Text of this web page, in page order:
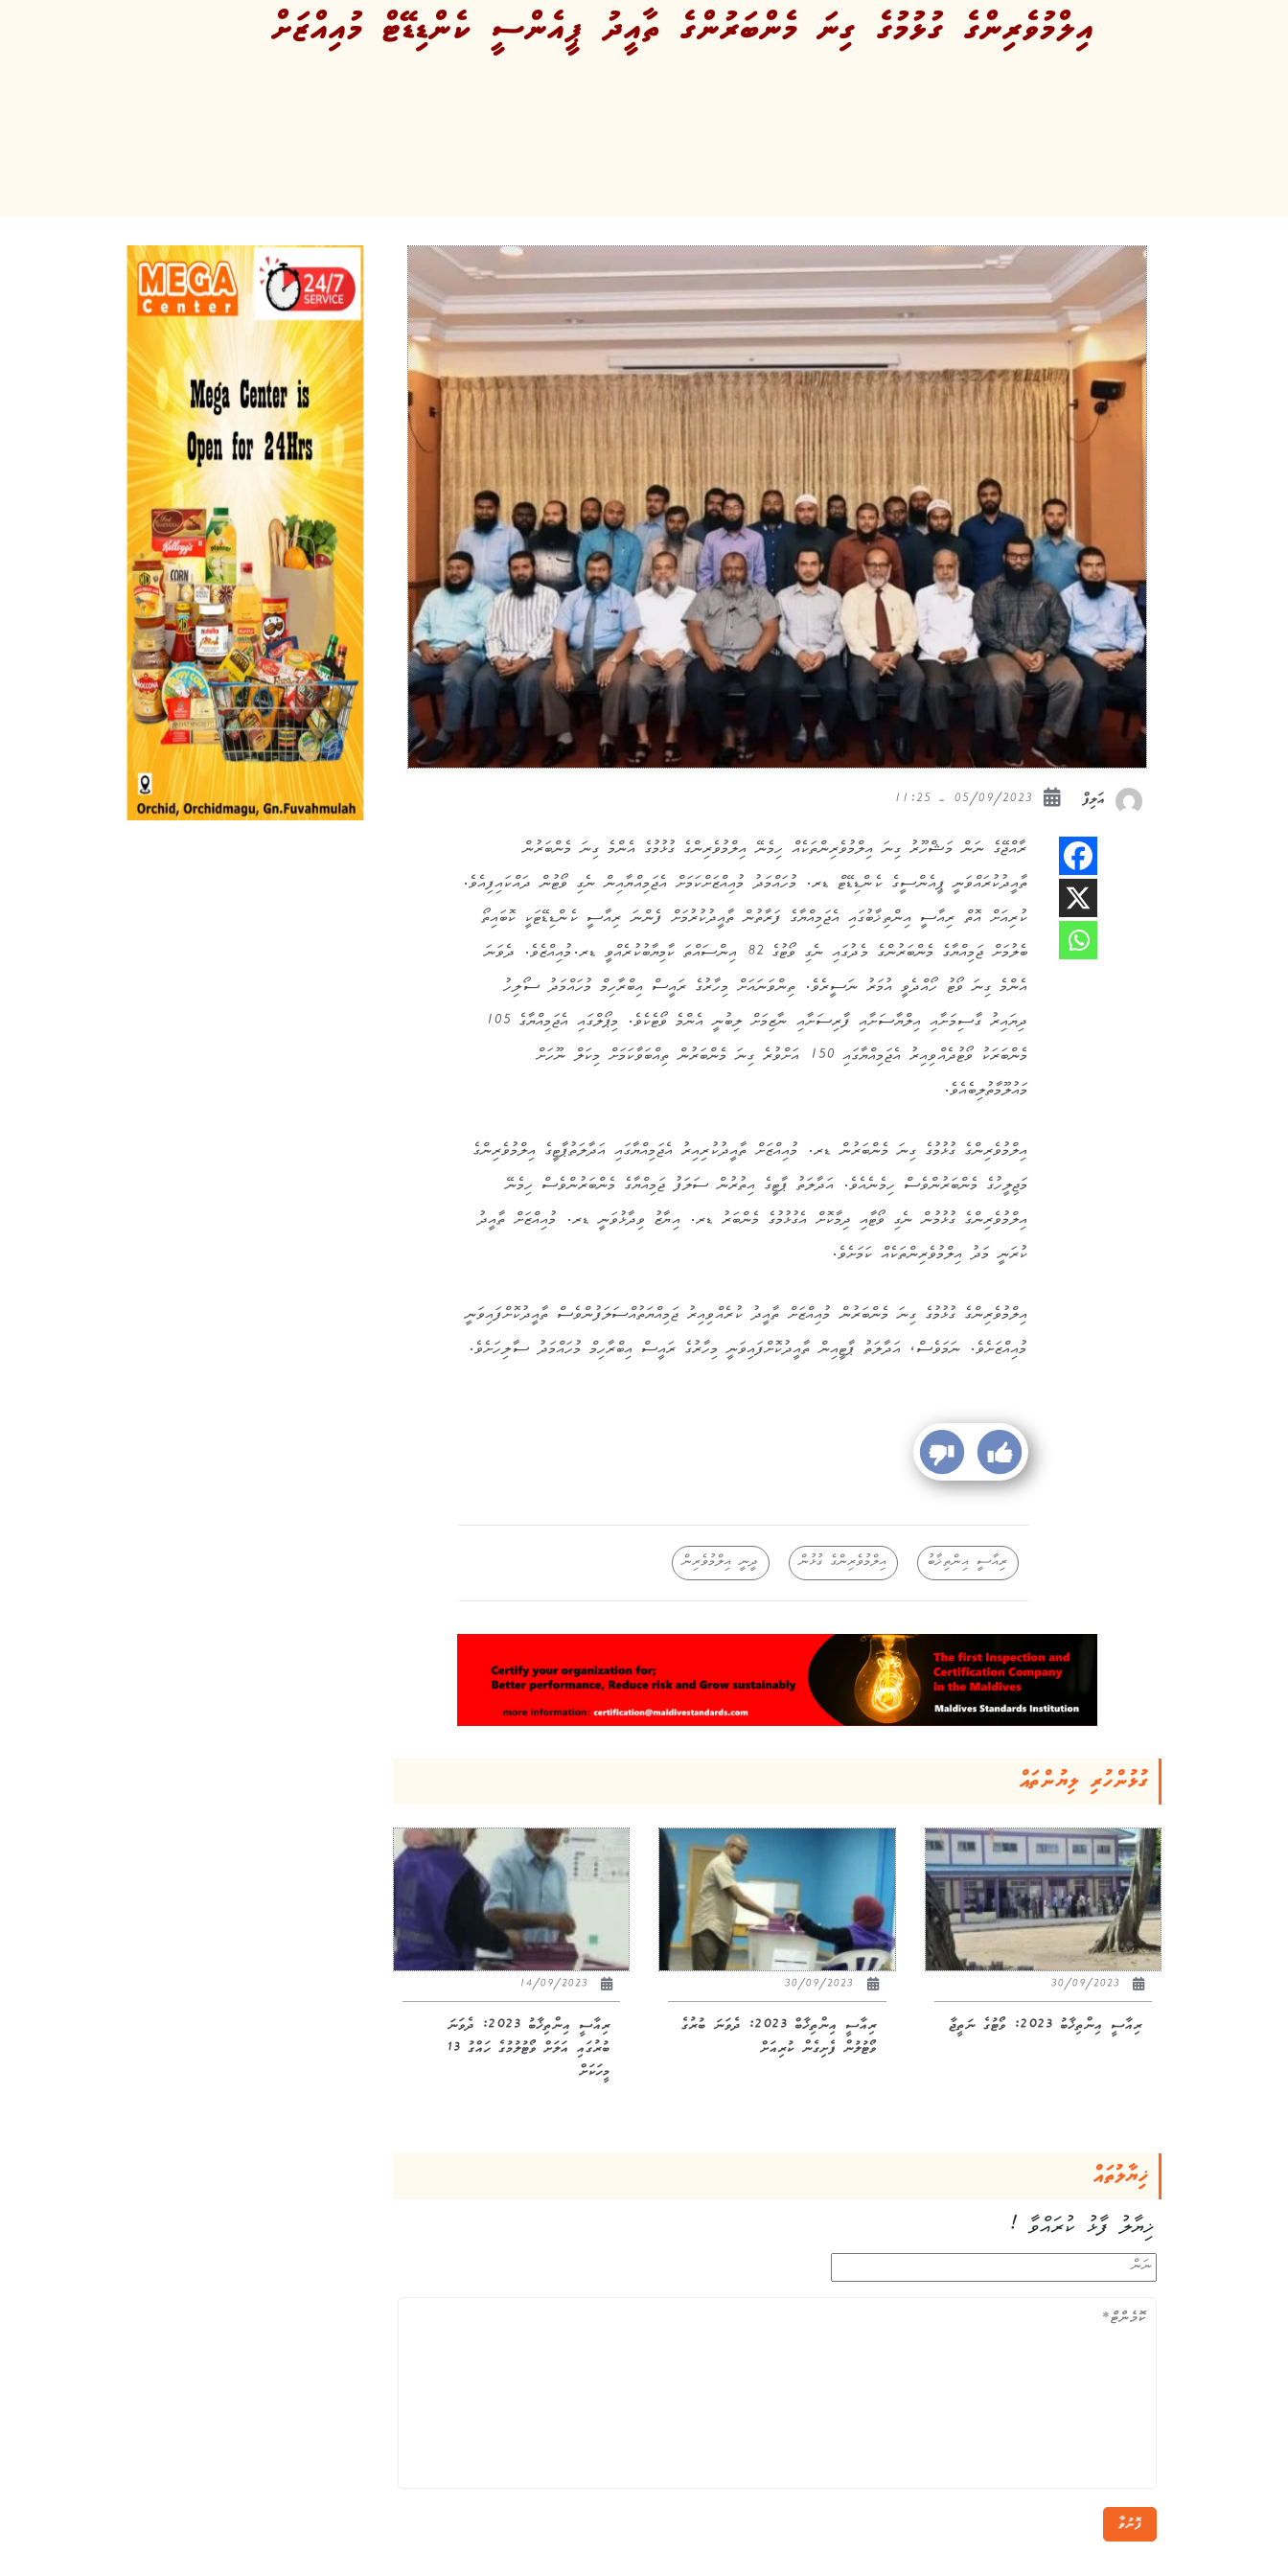
އިލްމުވެރިންގެ ގުޅުމުގެ ގިނަ މެންބަރުންގެ ތާއީދު ޕީއެންސީ ކެންޑިޑޭޓް މުއިއްޒަށް
އަލިފް
ރާއްޖޭގެ ނަން މަޝްހޫރު ގިނަ އިލްމުވެރިންތަކެއް ހިމެނޭ އިލްމުވެރިންގެ ގުޅުމުގެ އެންމެ ގިނަ މެންބަރުން
ތާއީދުކުރައްވަނީ ޕީއެންސީގެ ކެންޑިޑޭޓް ޑރ. މުހައްމަދު މުއިއްޒަށްކަމަށް އެޖަމިއްޔާއިން ނެގި ވޯޓުން ދައްކައިފިއެވެ.
ކުރިއަށް އޮތް ރިއާސީ އިންތިޚާބުގައި އެޖަމިއްޔާގެ ފަރާތުން ތާއީދުކުރުމަށް ފެންނަ ރިއާސީ ކެންޑިޑޭޓަކީ ކޮބައިތޯ
ބެލުމަށް ޖަމިއްޔާގެ މެންބަރުންގެ މެދުގައި ނެގި ވޯޓުގެ 82 އިންސައްތަ ކާމިޔާބުކުރެއްވީ ޑރ.މުއިއްޒެވެ. ދެވަނަ
އެންމެ ގިނަ ވޯޓު ހޯއްދެވީ އުމަރު ނަސީރެވެ. ތިންވަނައަށް މިހާރުގެ ރައީސް އިބްރާހިމް މުހައްމަދު ސޯލިހު
ދިޔައިރު ގާސިމަށާއި އިލްޔާސަށާއި ފާރިސަށާއި ނާޒިމަށް ލިބުނީ އެންމެ ވޯޓެކެވެ. މިޕޯލްގައި އެޖަމިއްޔާގެ 105
މެންބަރަކު ވޯޓުދެއްވިއިރު އެޖަމިއްޔާގައި 150 އަށްވުރެ ގިނަ މެންބަރުން ތިއްބަވާކަމަށް މިކަލް ނޫހަށް
މައުލޫމާތުލިބެއެވެ.
އިލްމުވެރިންގެ ގުޅުމުގެ ގިނަ މެންބަރުން ޑރ. މުއިއްޒަށް ތާއީދުކުރިއިރު އެޖަމިއްޔާގައި އަދާލަތުޕާޓީގެ އިލްމުވެރިންގެ
މަޖިލީހުގެ މެންބަރުންވެސް ހިމެނެއެވެ. އަދާލަތު ޕާޓީގެ އިތުރުން ސަލަފު ޖަމިއްޔާގެ މެންބަރުންވެސް ހިމެނޭ
އިލްމުވެރިންގެ ގުޅުމުން ނެގި ވޯޓާއި ދިމާކޮށް އެގުޅުމުގެ މެންބަރު ޑރ. އިޔާޒު ވިދާޅުވަނީ ޑރ. މުއިއްޒަށް ތާއީދު
ކުރަނީ މަދު އިލްމުވެރިންތަކެއް ކަމަށެވެ.
އިލްމުވެރިންގެ ގުޅުމުގެ ގިނަ މެންބަރުން މުއިއްޒަށް ތާއީދު ކުރެއްވިއިރު ޖަމިއްޔަތުއްސަލަފުންވެސް ތާއީދުކޮށްފައިވަނީ
މުއިއްޒަށެވެ. ނަމަވެސް، އަދާލަތު ޕާޓީއިން ތާއީދުކޮށްފައިވަނީ މިހާރުގެ ރައީސް އިބްރާހިމް މުހައްމަދު ސާލިހަށެވެ.
ރިއާސީ އިންތިޚާބު އިލްމުވެރިންގެ ގުޅުން ދީނީ އިލްމުވެރިން
ގުޅުންހުރި ލިޔުންތައް
ރިއާސީ އިންތިޚާބު 2023: ވޯޓުގެ ނަތީޖާ
ރިއާސީ އިންތިޚާބް 2023: ދެވަނަ ބުރުގެ
ވޯޓުލުން ފެށިގެން ކުރިއަށް
ރިއާސީ އިންތިޚާބު 2023: ދެވަނަ
ބުރުގައި އަލަށް ވޯޓުލުމުގެ ހައްގު 13
މީހަކަށް
ޚިޔާލުތައް
ޚިޔާލު ފާޅު ކުރައްވާ !
ފޮނުވާ